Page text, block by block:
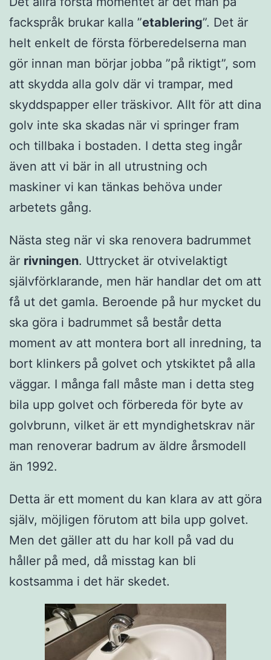
fackspråk brukar kalla ”etablering”. Det är
helt enkelt de första förberedelserna man
gör innan man börjar jobba ”på riktigt”, som
att skydda alla golv där vi trampar, med
skyddspapper eller träskivor. Allt för att dina
golv inte ska skadas när vi springer fram
och tillbaka i bostaden. I detta steg ingår
även att vi bär in all utrustning och
maskiner vi kan tänkas behöva under
arbetets gång.
Nästa steg när vi ska renovera badrummet
är rivningen. Uttrycket är otvivelaktigt
självförklarande, men här handlar det om att
få ut det gamla. Beroende på hur mycket du
ska göra i badrummet så består detta
moment av att montera bort all inredning, ta
bort klinkers på golvet och ytskiktet på alla
väggar. I många fall måste man i detta steg
bila upp golvet och förbereda för byte av
golvbrunn, vilket är ett myndighetskrav när
man renoverar badrum av äldre årsmodell
än 1992.
Detta är ett moment du kan klara av att göra
själv, möjligen förutom att bila upp golvet.
Men det gäller att du har koll på vad du
håller på med, då misstag kan bli
kostsamma i det här skedet.